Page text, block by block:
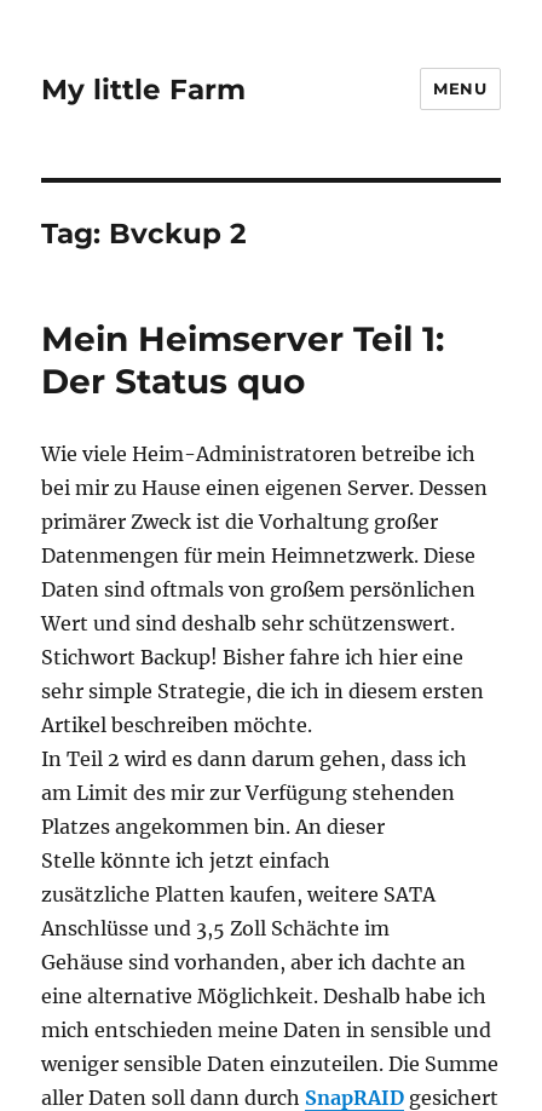
My little Farm MENU
Tag: Bvckup 2
Mein Heimserver Teil 1:
Der Status quo
Wie viele Heim-Administratoren betreibe ich
bei mir zu Hause einen eigenen Server. Dessen
primärer Zweck ist die Vorhaltung großer
Datenmengen für mein Heimnetzwerk. Diese
Daten sind oftmals von großem persönlichen
Wert und sind deshalb sehr schützenswert.
Stichwort Backup! Bisher fahre ich hier eine
sehr simple Strategie, die ich in diesem ersten
Artikel beschreiben möchte.
In Teil 2 wird es dann darum gehen, dass ich
am Limit des mir zur Verfügung stehenden
Platzes angekommen bin. An dieser
Stelle könnte ich jetzt einfach
zusätzliche Platten kaufen, weitere SATA
Anschlüsse und 3,5 Zoll Schächte im
Gehäuse sind vorhanden, aber ich dachte an
eine alternative Möglichkeit. Deshalb habe ich
mich entschieden meine Daten in sensible und
weniger sensible Daten einzuteilen. Die Summe
aller Daten soll dann durch SnapRAID gesichert